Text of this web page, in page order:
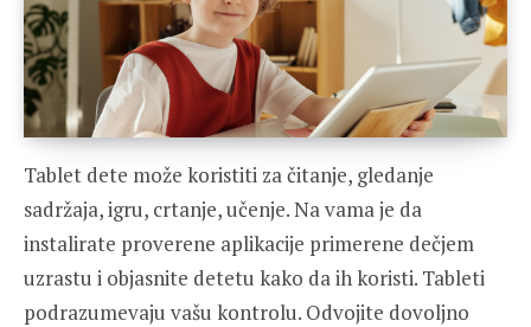
Tablet dete može koristiti za čitanje, gledanje
sadržaja, igru, crtanje, učenje. Na vama je da
instalirate proverene aplikacije primerene dečjem
uzrastu i objasnite detetu kako da ih koristi. Tableti
podrazumevaju vašu kontrolu. Odvojite dovoljno